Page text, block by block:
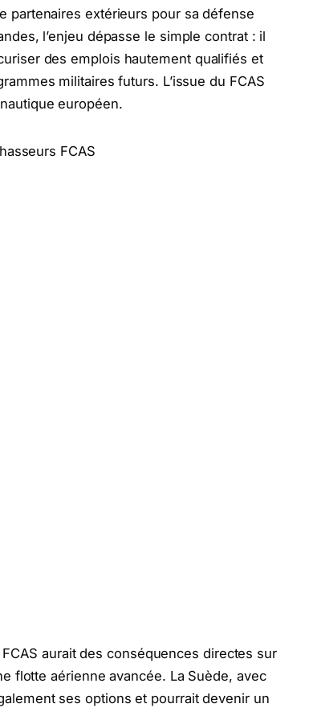
partenaires extérieurs pour sa défense
l’enjeu dépasse le simple contrat : il
des emplois hautement qualifiés et
militaires futurs. L’issue du FCAS
européen.
aurait des conséquences directes sur
flotte aérienne avancée. La Suède, avec
ses options et pourrait devenir un